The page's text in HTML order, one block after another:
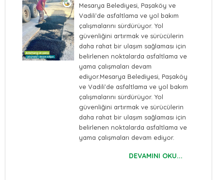
Mesarya Belediyesi, Paşaköy ve
Vadili’de asfaltlama ve yol bakım
çalışmalarını sürdürüyor. Yol
güvenliğini artırmak ve sürücülerin
daha rahat bir ulaşım sağlaması için
belirlenen noktalarda asfaltlama ve
yama çalışmaları devam
ediyor.Mesarya Belediyesi, Paşaköy
ve Vadili’de asfaltlama ve yol bakım
çalışmalarını sürdürüyor. Yol
güvenliğini artırmak ve sürücülerin
daha rahat bir ulaşım sağlaması için
belirlenen noktalarda asfaltlama ve
yama çalışmaları devam ediyor.
DEVAMINI OKU...